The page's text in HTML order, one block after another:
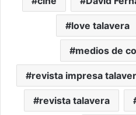
love talavera
medios de
revista impresa
revista talavera